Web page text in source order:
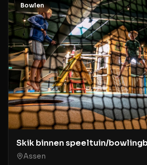
Bowlen
Skik binnen speeltuin/
Assen